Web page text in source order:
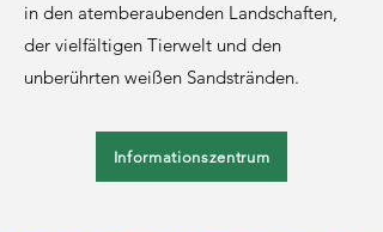
in den atemberaubenden Landschaften,
der vielfältigen Tierwelt und den
unberührten weißen Sandstränden.
Informationszentrum